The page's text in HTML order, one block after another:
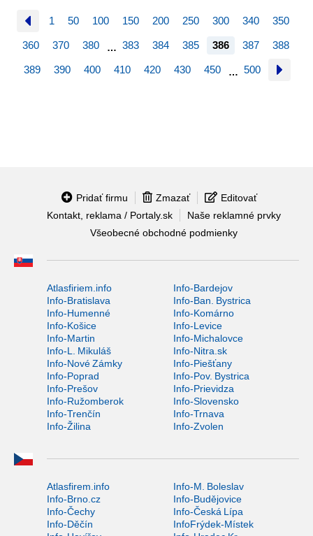
1 50 100 150 200 250 300 340 350
360 370 380 … 383 384 385 386 387 388
389 390 400 410 420 430 450 … 500
Pridať firmu Zmazať
Editovať
Kontakt, reklama / Portaly.sk
Naše reklamné prvky
Všeobecné obchodné podmienky
Atlasfiriem.info
Info-Bardejov
Info-Bratislava
Info-Ban. Bystrica
Info-Humenné
Info-Komárno
Info-Košice
Info-Levice
Info-Martin
Info-Michalovce
Info-L. Mikuláš
Info-Nitra.sk
Info-Nové Zámky
Info-Piešťany
Info-Poprad
Info-Pov. Bystrica
Info-Prešov
Info-Prievidza
Info-Ružomberok
Info-Slovensko
Info-Trenčín
Info-Trnava
Info-Žilina
Info-Zvolen
Atlasfirem.info
Info-M. Boleslav
Info-Brno.cz
Info-Budějovice
Info-Čechy
Info-Česká Lípa
Info-Děčín
InfoFrýdek-Místek